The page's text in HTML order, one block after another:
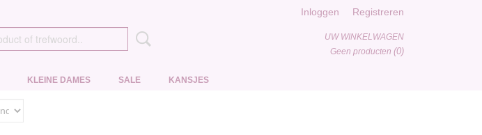
Inloggen Registreren
UW WINKELWAGEN
Geen producten (0)
KLEINE DAMES SALE KANSJES